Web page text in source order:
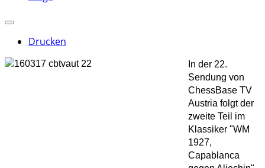
Drucken
In der 22.
Sendung von
ChessBase TV
Austria folgt der
zweite Teil im
Klassiker "WM
1927,
Capablanca